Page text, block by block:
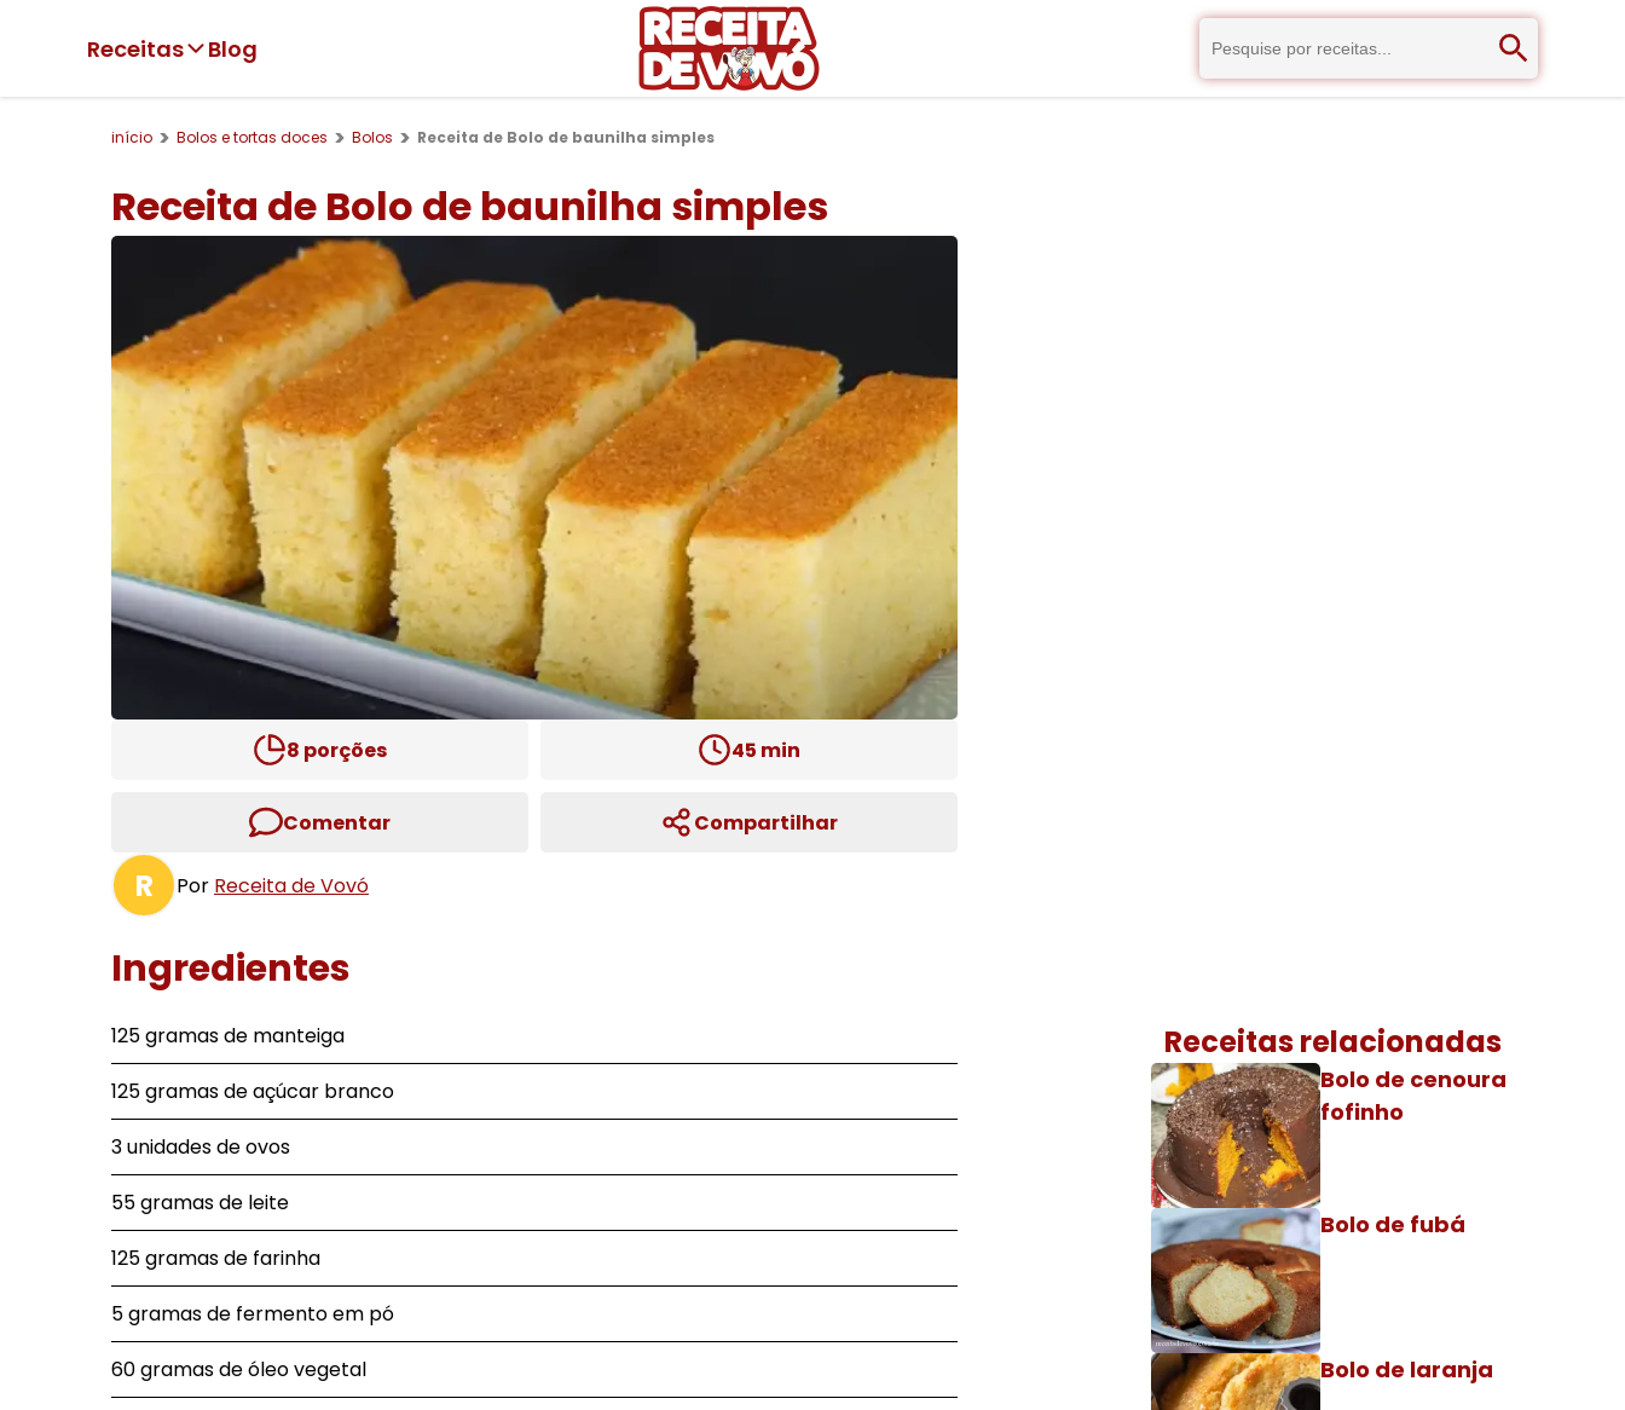
Receitas Blog
início Bolos e tortas doces Bolos Receita de Bolo de baunilha simples
Receita de Bolo de baunilha simples
8 porções 45 min
Comentar Compartilhar
R Por Receita de Vovó
Ingredientes
125 gramas de manteiga
125 gramas de açúcar branco
3 unidades de ovos
55 gramas de leite
125 gramas de farinha
5 gramas de fermento em pó
60 gramas de óleo vegetal
Receitas relacionadas
Bolo de cenoura
fofinho
Bolo de fubá
Bolo de laranja